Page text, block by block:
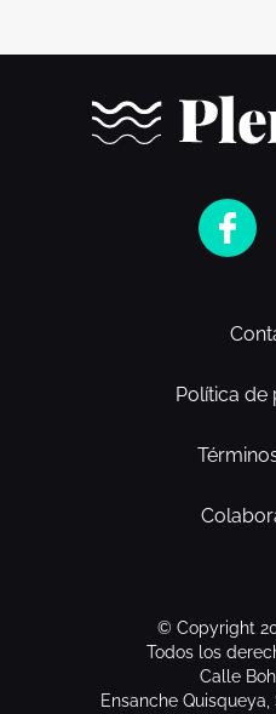
Política de
© Copyright
Todos los
Calle
Ensanche Quisqueya,